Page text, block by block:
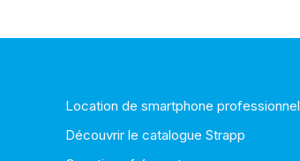
Location de smartphone professionnel
Découvrir le catalogue Strapp